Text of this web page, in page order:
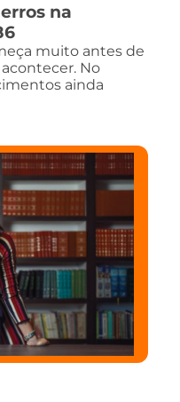
na
muito antes de
No
ainda